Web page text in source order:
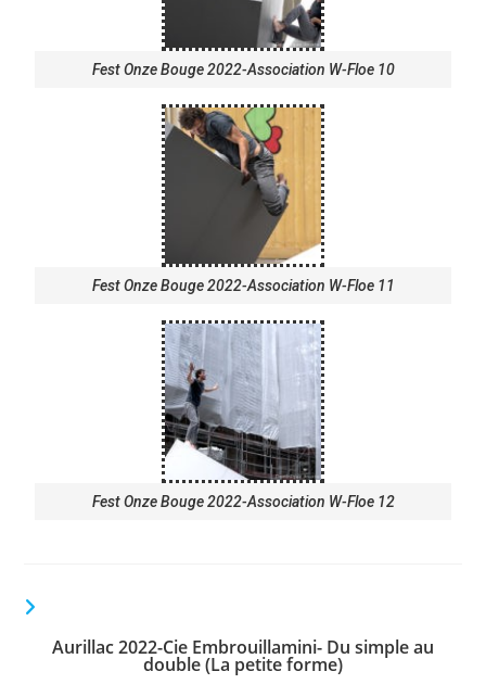
Fest Onze Bouge 2022-Association W-Floe 10
Fest Onze Bouge 2022-Association W-Floe 11
Fest Onze Bouge 2022-Association W-Floe 12
Aurillac 2022-Cie Embrouillamini- Du simple au
double (La petite forme)